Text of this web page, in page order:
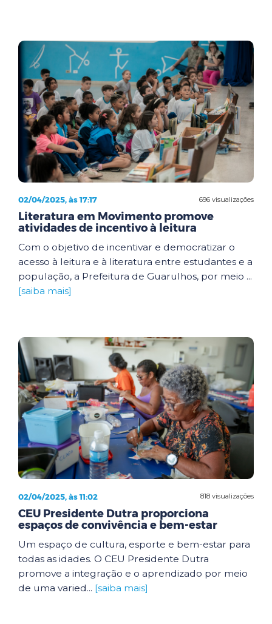
696 visualizações
02/04/2025, às 17:17
Literatura em Movimento promove
atividades de incentivo à leitura
Com o objetivo de incentivar e democratizar o
acesso à leitura e à literatura entre estudantes e a
população, a Prefeitura de Guarulhos, por meio ...
[saiba mais]
818 visualizações
02/04/2025, às 11:02
CEU Presidente Dutra proporciona
espaços de convivência e bem-estar
Um espaço de cultura, esporte e bem-estar para
todas as idades. O CEU Presidente Dutra
promove a integração e o aprendizado por meio
de uma varied... [saiba mais]